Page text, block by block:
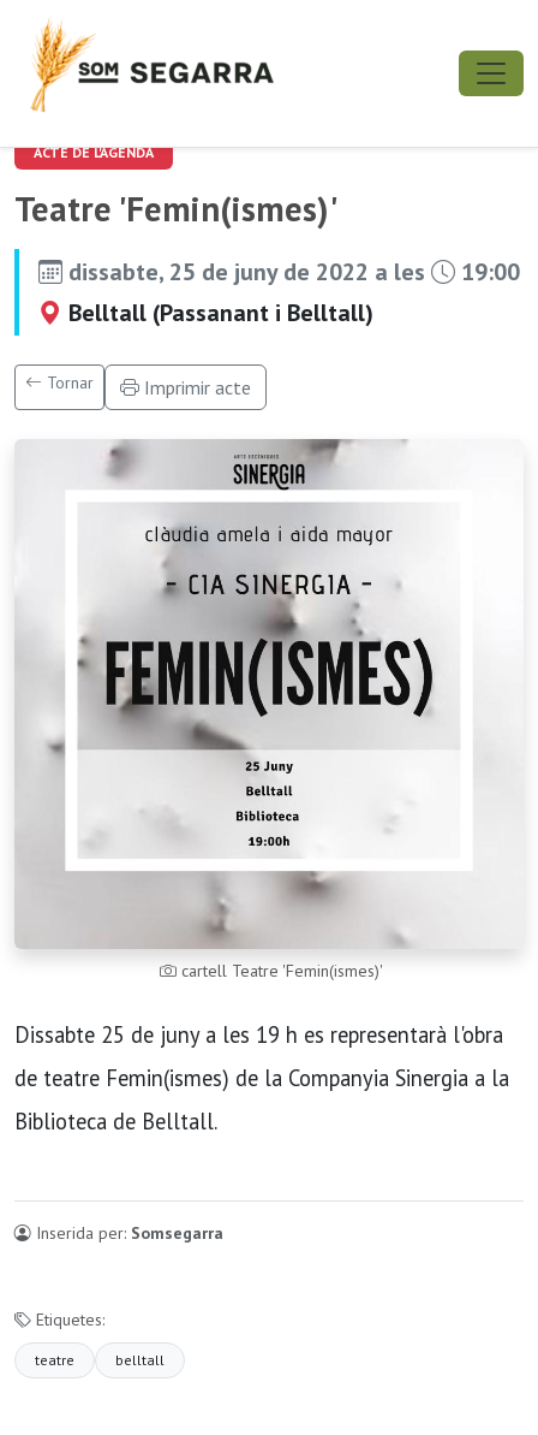
ACTE DE L'AGENDA
Teatre 'Femin(ismes)'
dissabte, 25 de juny de 2022 a les
19:00
Belltall (Passanant i Belltall)
Tornar Imprimir acte
cartell Teatre 'Femin(ismes)'
Dissabte 25 de juny a les 19 h es representarà l'obra
de teatre Femin(ismes) de la Companyia Sinergia a la
Biblioteca de Belltall.
Inserida per: Somsegarra
Etiquetes:
teatre belltall